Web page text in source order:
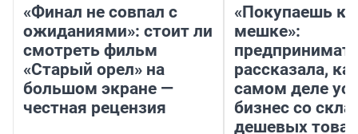
«Финал не совпал с
ожиданиями»: стоит ли
смотреть фильм
«Старый орел» на
большом экране —
честная рецензия
«Покупаешь
мешке»:
рассказала,
самом деле
бизнес со
дешевых